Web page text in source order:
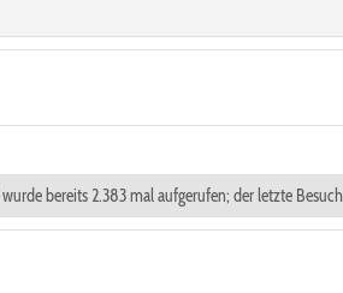
bereits 2.383 mal aufgerufen; der letzte